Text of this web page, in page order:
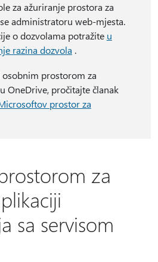
za ažuriranje prostora za
administratoru web-mjesta.
o dozvolama potražite u
razina dozvola .
prostorom za
OneDrive, pročitajte članak
prostor za
za
sa servisom